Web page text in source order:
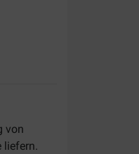
von
liefern.